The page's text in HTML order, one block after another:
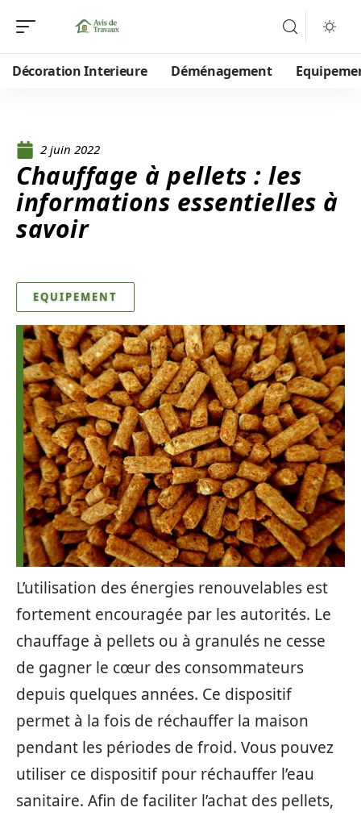
Décoration Interieure Déménagement
2 juin 2022
Chauffage à pellets : les
informations essentielles à
savoir
EQUIPEMENT
L’utilisation des énergies renouvelables est
fortement encouragée par les autorités. Le
chauffage à pellets ou à granulés ne cesse
de gagner le cœur des consommateurs
depuis quelques années. Ce dispositif
permet à la fois de réchauffer la maison
pendant les périodes de froid. Vous pouvez
utiliser ce dispositif pour réchauffer l’eau
sanitaire. Afin de faciliter l’achat des pellets,